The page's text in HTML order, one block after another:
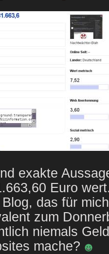
exakte
Euro
das für
zum
niemals
mache?